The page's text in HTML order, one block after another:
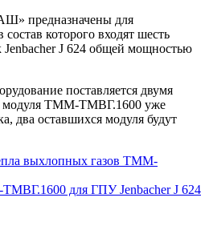
предназначены для
которого входят шесть
Jenbacher J 624 общей мощностью
поставляется двумя
модуля ТММ-ТМВГ.1600 уже
два оставшихся модуля будут